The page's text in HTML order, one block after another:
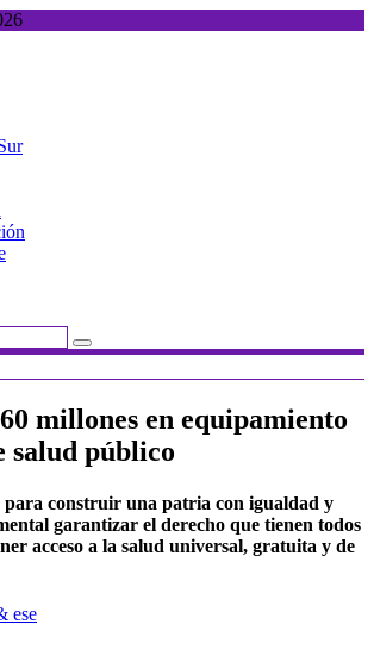
millones en equipamiento
salud público
para construir una patria con igualdad y
garantizar el derecho que tienen todos
acceso a la salud universal, gratuita y de
ese